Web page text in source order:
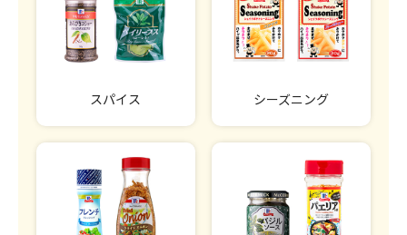
スパイス シーズニング